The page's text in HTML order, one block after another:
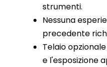
strumenti.
Nessuna
precedente
Telaio
e l'esposizione